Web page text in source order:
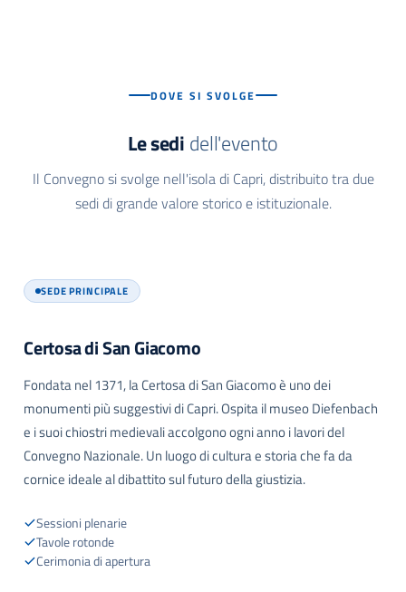
DOVE SI SVOLGE
Le sedi dell'evento
Il Convegno si svolge nell'isola di Capri, distribuito tra due
sedi di grande valore storico e istituzionale.
SEDE PRINCIPALE
Certosa di San Giacomo
Fondata nel 1371, la Certosa di San Giacomo è uno dei
monumenti più suggestivi di Capri. Ospita il museo Diefenbach
e i suoi chiostri medievali accolgono ogni anno i lavori del
Convegno Nazionale. Un luogo di cultura e storia che fa da
cornice ideale al dibattito sul futuro della giustizia.
Sessioni plenarie
Tavole rotonde
Cerimonia di apertura